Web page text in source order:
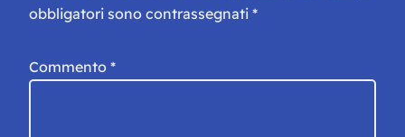
obbligatori sono contrassegnati *
Commento *